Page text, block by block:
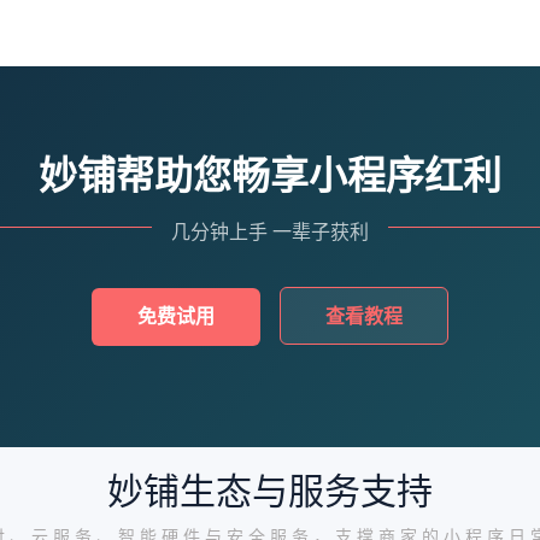
妙铺帮助您畅享小程序红利
几分钟上手 一辈子获利
免费试用 查看教程
妙铺生态与服务支持